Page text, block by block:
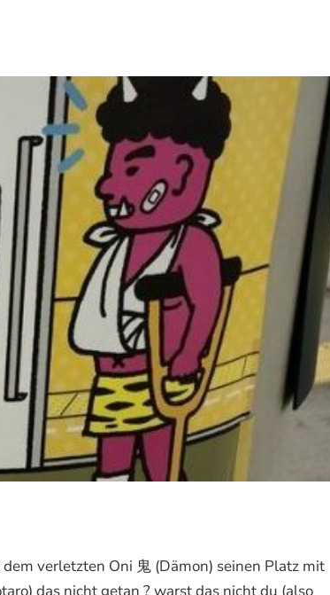
verletzten Oni 鬼 (Dämon) seinen Platz mit
das nicht getan ? warst das nicht du (also